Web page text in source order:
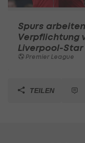
Spurs
Verpflichtung
Liverpool-Star
Premier League
TEILEN